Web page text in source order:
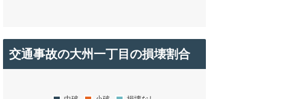
交通事故の大州一丁目の損壊割合